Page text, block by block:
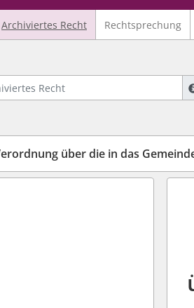
Archiviertes Recht Rechtsprechung
Recht
über die in das